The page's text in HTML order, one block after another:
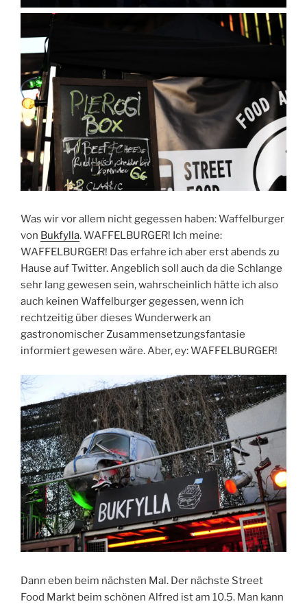
Was wir vor allem nicht gegessen haben: Waffelburger
von Bukfylla. WAFFELBURGER! Ich meine:
WAFFELBURGER! Das erfahre ich aber erst abends zu
Hause auf Twitter. Angeblich soll auch da die Schlange
sehr lang gewesen sein, wahrscheinlich hätte ich also
auch keinen Waffelburger gegessen, wenn ich
rechtzeitig über dieses Wunderwerk an
gastronomischer Zusammensetzungsfantasie
informiert gewesen wäre. Aber, ey: WAFFELBURGER!
Dann eben beim nächsten Mal. Der nächste Street
Food Markt beim schönen Alfred ist am 10.5. Man kann